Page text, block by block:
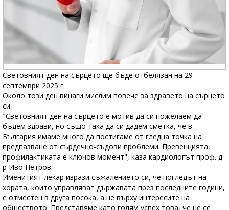
Световният ден на сърцето ще бъде отбелязан на 29
септември 2025 г.
Около този ден винаги мислим повече за здравето на сърцето
си.
"Световният ден на сърцето е мотив да си пожелаем да
бъдем здрави, но също така да си дадем сметка, че в
България имаме много да постигаме от гледна точка на
предпазване от сърдечно-съдови проблеми. Превенцията,
профилактиката е ключов момент", каза кардиологът проф. д-
р Иво Петров.
Именитият лекар изрази съжалението си, че погледът на
хората, които управляват държавата през последните години,
е отместен в друга посока, а не върху интересите на
обществото. Представяме като голям успех това, че не се